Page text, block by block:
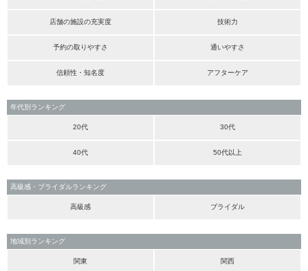
店舗の施設の充実度 技術力
予約の取りやすさ 通いやすさ
信頼性・知名度 アフターケア
年代別ランキング
20代 30代
40代 50代以上
高級感・ブライダルランキング
高級感 ブライダル
地域別ランキング
関東 関西